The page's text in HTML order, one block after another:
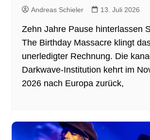
Andreas Schieler 13. Juli 2026
Zehn Jahre Pause hinterlassen
The Birthday Massacre klingt
unerledigter Rechnung. Die
Darkwave-Institution kehrt im
2026 nach Europa zurück,